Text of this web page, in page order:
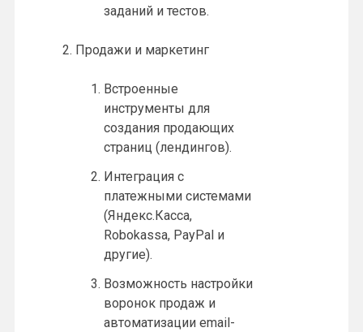
заданий и тестов.
Продажи и маркетинг
Встроенные
инструменты для
создания продающих
страниц (лендингов).
Интеграция с
платежными системами
(Яндекс.Касса,
Robokassa, PayPal и
другие).
Возможность настройки
воронок продаж и
автоматизации email-